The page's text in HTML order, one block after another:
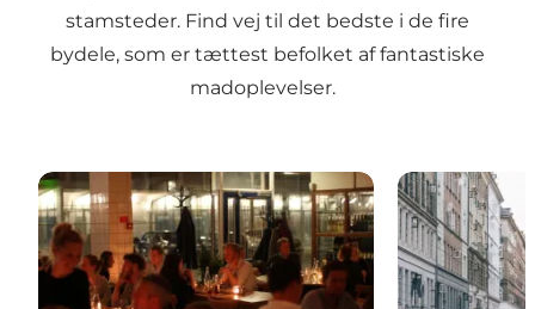
stamsteder. Find vej til det bedste i de fire
bydele, som er tættest befolket af fantastiske
madoplevelser.
De bedste spisesteder på Vesterbro Det bedste